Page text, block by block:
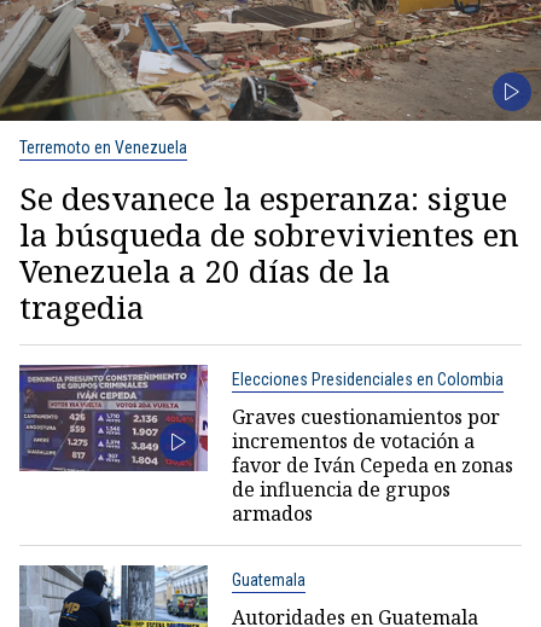
Terremoto en Venezuela
Se desvanece la esperanza: sigue
la búsqueda de sobrevivientes en
Venezuela a 20 días de la
tragedia
Elecciones Presidenciales en Colombia
Graves cuestionamientos por
incrementos de votación a
favor de Iván Cepeda en zonas
de influencia de grupos
armados
Guatemala
Autoridades en Guatemala